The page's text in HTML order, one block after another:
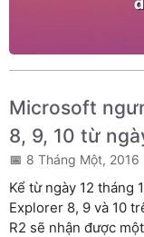
Microsoft
8, 9, 10 từ
8 Tháng Một, 2016
Kể từ ngày 12 tháng
Explorer 8, 9 và 10
R2 sẽ nhận được